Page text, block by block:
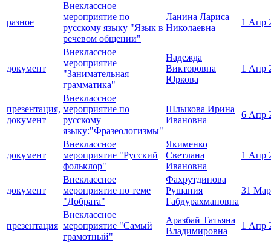
разное
Внеклассное
мероприятие по
русскому языку "Язык в
речевом общении"
Ланина Лариса
Николаевна
1 Апр
документ
Внеклассное
мероприятие
"Занимательная
грамматика"
Надежда
Викторовна
Юркова
1 Апр
презентация,
документ
Внеклассное
мероприятие по
русскому
языку:"Фразеологизмы"
Шлыкова Ирина
Ивановна
6 Апр
документ
Внеклассное
мероприятие "Русский
фольклор"
Якименко
Светлана
Ивановна
1 Апр
документ
Внеклассное
мероприятие по теме
"Добрата"
Фахрутдинова
Рушания
Габдурахмановна
31
презентация
Внеклассное
мероприятие "Самый
грамотный"
Аразбай Татьяна
Владимировна
1 Апр